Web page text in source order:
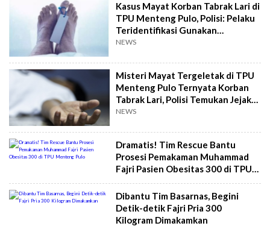
Kasus Mayat Korban Tabrak Lari di
TPU Menteng Pulo, Polisi: Pelaku
Teridentifikasi Gunakan
Mercedes Jeep
NEWS
Misteri Mayat Tergeletak di TPU
Menteng Pulo Ternyata Korban
Tabrak Lari, Polisi Temukan Jejak
Mobil Pelaku
NEWS
Dramatis! Tim Rescue Bantu
Prosesi Pemakaman Muhammad
Fajri Pasien Obesitas 300 di TPU
Dibantu Tim Basarnas, Begini
Detik-detik Fajri Pria 300
Kilogram Dimakamkan